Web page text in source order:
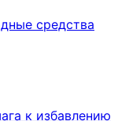
средства
к избавлению